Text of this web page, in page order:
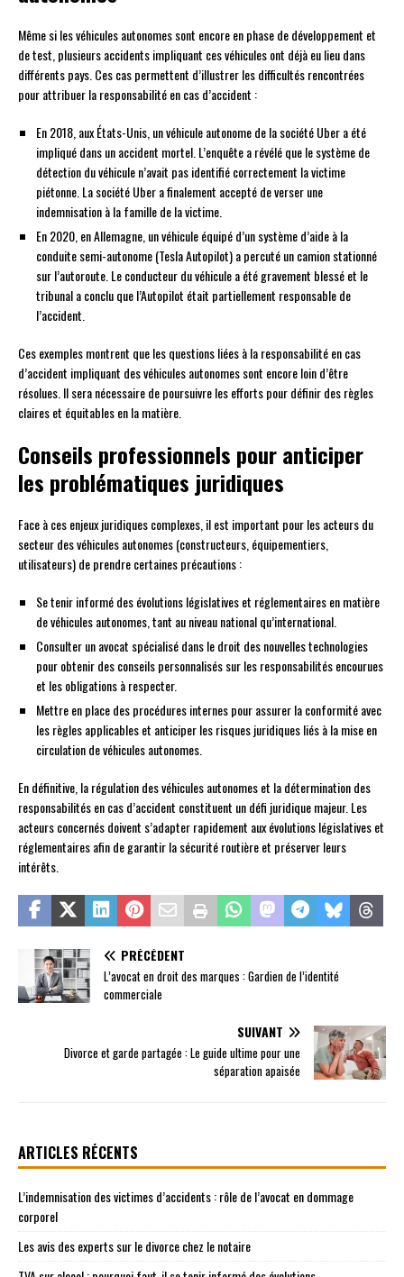
Même si les véhicules autonomes sont encore en phase de développement et
de test, plusieurs accidents impliquant ces véhicules ont déjà eu lieu dans
différents pays. Ces cas permettent d’illustrer les difficultés rencontrées
pour attribuer la responsabilité en cas d’accident :
En 2018, aux États-Unis, un véhicule autonome de la société Uber a été
impliqué dans un accident mortel. L’enquête a révélé que le système de
détection du véhicule n’avait pas identifié correctement la victime
piétonne. La société Uber a finalement accepté de verser une
indemnisation à la famille de la victime.
En 2020, en Allemagne, un véhicule équipé d’un système d’aide à la
conduite semi-autonome (Tesla Autopilot) a percuté un camion stationné
sur l’autoroute. Le conducteur du véhicule a été gravement blessé et le
tribunal a conclu que l’Autopilot était partiellement responsable de
l’accident.
Ces exemples montrent que les questions liées à la responsabilité en cas
d’accident impliquant des véhicules autonomes sont encore loin d’être
résolues. Il sera nécessaire de poursuivre les efforts pour définir des règles
claires et équitables en la matière.
Conseils professionnels pour anticiper
les problématiques juridiques
Face à ces enjeux juridiques complexes, il est important pour les acteurs du
secteur des véhicules autonomes (constructeurs, équipementiers,
utilisateurs) de prendre certaines précautions :
Se tenir informé des évolutions législatives et réglementaires en matière
de véhicules autonomes, tant au niveau national qu’international.
Consulter un avocat spécialisé dans le droit des nouvelles technologies
pour obtenir des conseils personnalisés sur les responsabilités encourues
et les obligations à respecter.
Mettre en place des procédures internes pour assurer la conformité avec
les règles applicables et anticiper les risques juridiques liés à la mise en
circulation de véhicules autonomes.
En définitive, la régulation des véhicules autonomes et la détermination des
responsabilités en cas d’accident constituent un défi juridique majeur. Les
acteurs concernés doivent s’adapter rapidement aux évolutions législatives et
réglementaires afin de garantir la sécurité routière et préserver leurs
intérêts.
PRÉCÉDENT
L’avocat en droit des marques : Gardien de l’identité
commerciale
SUIVANT
Divorce et garde partagée : Le guide ultime pour une
séparation apaisée
ARTICLES RÉCENTS
L’indemnisation des victimes d’accidents : rôle de l’avocat en dommage
corporel
Les avis des experts sur le divorce chez le notaire